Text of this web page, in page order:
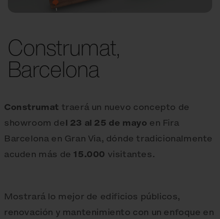
Construmat,
Barcelona
Construmat traerá un nuevo concepto de
showroom del 23 al 25 de mayo en Fira
Barcelona en Gran Via, dónde tradicionalmente
acuden más de 15.000 visitantes.
Mostrará lo mejor de edificios públicos,
renovación y mantenimiento con un enfoque en